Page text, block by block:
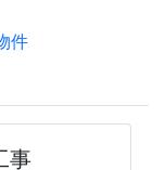
件
事